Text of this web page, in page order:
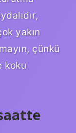
yakın
çünkü
koku